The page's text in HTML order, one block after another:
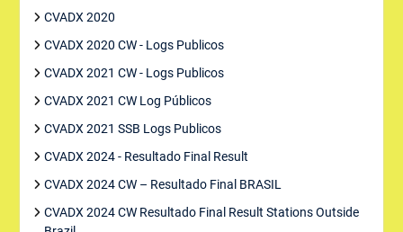
CVADX 2020
CVADX 2020 CW - Logs Publicos
CVADX 2021 CW - Logs Publicos
CVADX 2021 CW Log Públicos
CVADX 2021 SSB Logs Publicos
CVADX 2024 - Resultado Final Result
CVADX 2024 CW – Resultado Final BRASIL
CVADX 2024 CW Resultado Final Result Stations Outside